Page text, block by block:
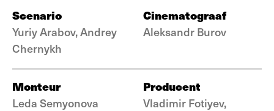
Scenario
Yuriy Arabov, Andrey
Chernykh
Cinematograaf
Aleksandr Burov
Monteur
Leda Semyonova
Producent
Vladimir Fotiyev,